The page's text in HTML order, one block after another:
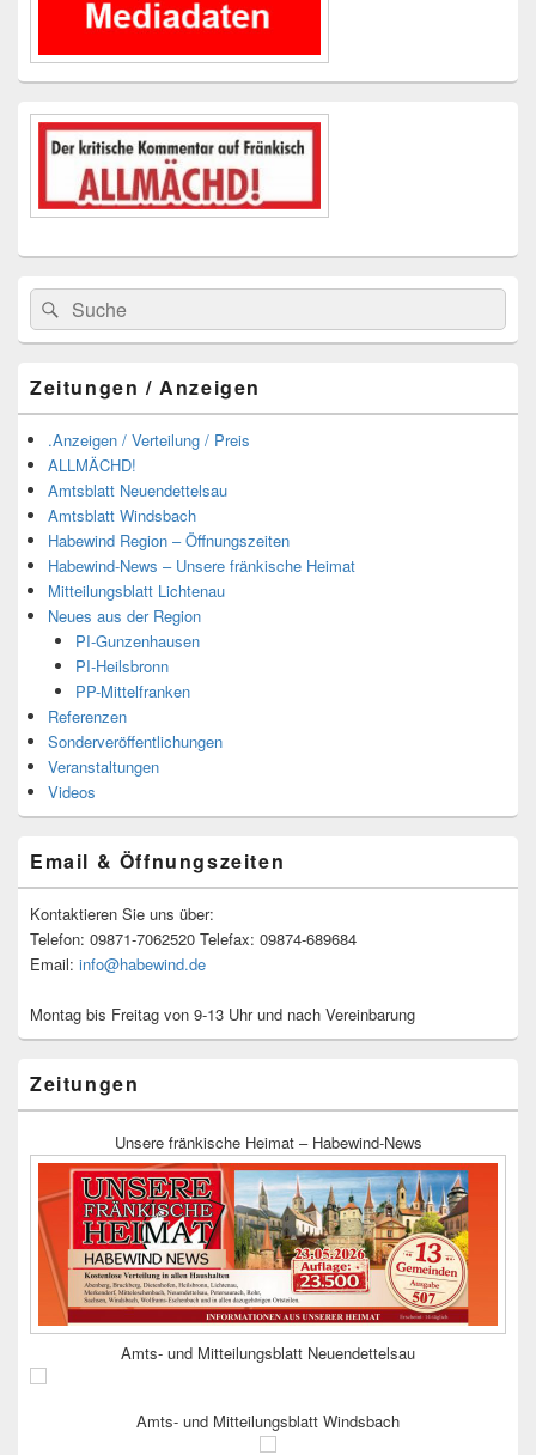
Suchen
nach:
Suchen
Zeitungen / Anzeigen
.Anzeigen / Verteilung / Preis
ALLMÄCHD!
Amtsblatt Neuendettelsau
Amtsblatt Windsbach
Habewind Region – Öffnungszeiten
Habewind-News – Unsere fränkische Heimat
Mitteilungsblatt Lichtenau
Neues aus der Region
PI-Gunzenhausen
PI-Heilsbronn
PP-Mittelfranken
Referenzen
Sonderveröffentlichungen
Veranstaltungen
Videos
Email & Öffnungszeiten
Kontaktieren Sie uns über:
Telefon: 09871-7062520 Telefax: 09874-689684
Email: info@habewind.de
Montag bis Freitag von 9-13 Uhr und nach Vereinbarung
Zeitungen
Unsere fränkische Heimat – Habewind-News
Amts- und Mitteilungsblatt Neuendettelsau
Amts- und Mitteilungsblatt Windsbach